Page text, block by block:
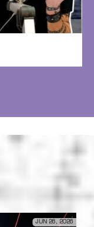
JUN 26, 2026